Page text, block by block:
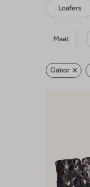
Loafers
Maat
Gabor